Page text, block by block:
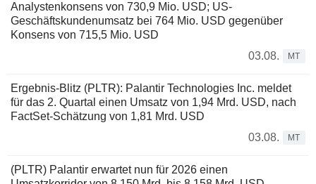
Analystenkonsens von 730,9 Mio. USD; US-
Geschäftskundenumsatz bei 764 Mio. USD gegenüber
Konsens von 715,5 Mio. USD
03.08.
MT
Ergebnis-Blitz (PLTR): Palantir Technologies Inc. meldet
für das 2. Quartal einen Umsatz von 1,94 Mrd. USD, nach
FactSet-Schätzung von 1,81 Mrd. USD
03.08.
MT
(PLTR) Palantir erwartet nun für 2026 einen